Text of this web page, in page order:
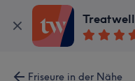
Treatwell
Friseure in der Nähe